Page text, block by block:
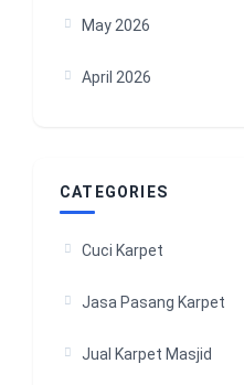
May 2026
April 2026
CATEGORIES
Cuci Karpet
Jasa Pasang Karpet
Jual Karpet Masjid